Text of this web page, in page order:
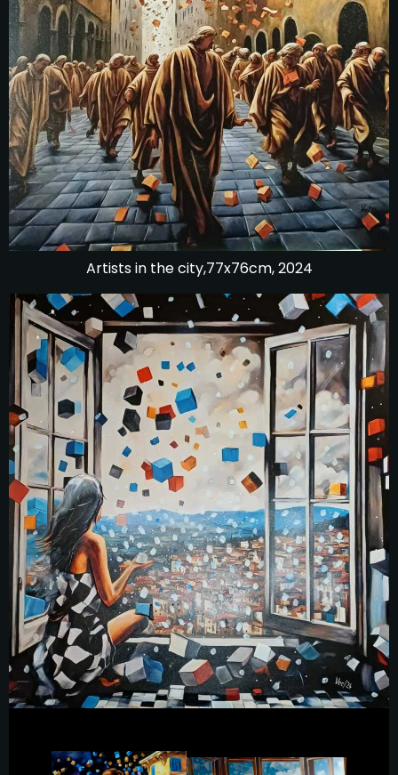
Artists in the city,77x76cm, 2024